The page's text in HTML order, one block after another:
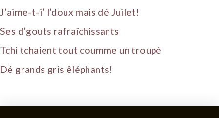
J’aime-t-i’ l’doux mais dé Juilet!
Ses d’gouts rafraîchissants
Tchi tchaient tout coumme un troupé
Dé grands gris êléphants!